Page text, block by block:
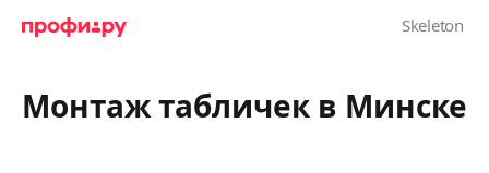
Монтаж табличек в Минске